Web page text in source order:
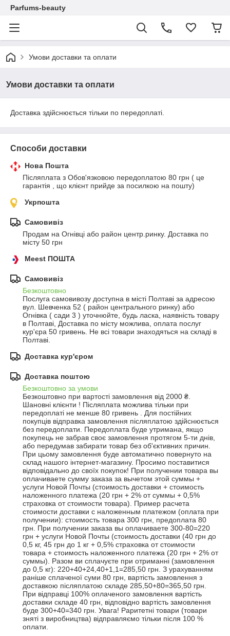
Parfums-beauty
Умови доставки та оплати
Умови доставки та оплати
Доставка здійснюється тільки по передоплаті.
Способи доставки
Нова Пошта
Післяплата з Обов'язковою передоплатою 80 грн ( це
гарантія , що клієнт прийде за посилкою на пошту)
Укрпошта
Самовивіз
Продам на Огнівці або район центр.ринку. Доставка по
місту 50 грн
Meest ПОШТА
Самовивіз
Безкоштовно
Послуга самовивозу доступна в місті Полтаві за адресою
вул. Шевченка 52 ( район центрального ринку) або
Огнівка ( сади 3 ) уточнюйте, будь ласка, наявність товару
в Полтаві, Доставка по місту можлива, оплата послуг
кур'єра 50 гривень. Не всі товари знаходяться на складі в
Полтаві.
Доставка кур'єром
Доставка поштою
Безкоштовно за умови
Безкоштовно при вартості замовлення від 2000 ₴.
Шановні клієнти ! Післяплата можлива тільки при
передоплаті не менше 80 гривень . Для постійних
покупців відправка замовлення післяплатою здійснюється
без передоплати. Передоплата буде утримана, якщо
покупець не забрав своє замовлення протягом 5-ти днів,
або передумав забирати товар без об'єктивних причин.
При цьому замовлення буде автоматично повернуто на
склад нашого інтернет-магазину. Просимо поставитися
відповідально до своїх покупок! При получении товара вы
оплачиваете сумму заказа за вычетом этой суммы +
услуги Новой Почты (стоимость доставки + стоимость
наложенного платежа (20 грн + 2% от суммы + 0,5%
страховка от стоимости товара). Пример расчета
стоимости доставки с наложенным платежом (оплата при
получении): cтоимость товара 300 грн, предоплата 80
грн. При получении заказа вы оплачиваете 300-80=220
грн + услуги Новой Почты (стоимость доставки (40 грн до
0,5 кг, 45 грн до 1 кг + 0,5% страховка от стоимости
товара + стоимость наложенного платежа (20 грн + 2% от
суммы). Разом ви сплачуєте при отриманні (замовлення
до 0,5 кг): 220+40+24,40+1,1=285,50 грн. З урахуванням
раніше сплаченої суми 80 грн, вартість замовлення з
доставкою післяплатою складе 285,50+80=365,50 грн.
При відправці 100% оплаченого замовлення вартість
доставки складе 40 грн, відповідно вартість замовлення
буде 300+40=340 грн. Увага! Раритетні товари (товари
зняті з виробництва) відправляємо тільки після 100 %
оплати.